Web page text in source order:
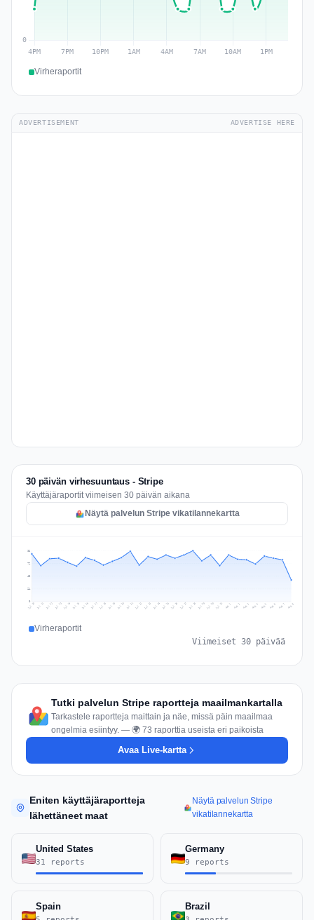
Virheraportit
ADVERTISEMENT ADVERTISE HERE
30 päivän virhesuuntaus - Stripe
Käyttäjäraportit viimeisen 30 päivän aikana
Näytä palvelun Stripe vikatilannekartta
24
48
72
96
Jul 10 Jul 11 Jul 12 Jul 13 Jul 14 Jul 15 Jul 16 Jul 17 Jul 18 Jul 19 Jul 20 Jul 21 Jul 22 Jul 23 Jul 24 Jul 25 Jul 26 Jul 27 Jul 28 Jul 29 Jul 30 Jul 31 Aug 1 Aug 2 Aug 3 Aug 4 Aug 5 Aug 6 Aug 7 Aug 8
Virheraportit
Viimeiset 30 päivää
Tutki palvelun Stripe raportteja maailmankartalla
Tarkastele raportteja maittain ja näe, missä päin maailmaa
ongelmia esiintyy. — 🌍 73 raporttia useista eri paikoista
Avaa Live-kartta
Eniten käyttäjäraportteja
lähettäneet maat
Näytä palvelun Stripe
vikatilannekartta
United States
31 reports
Germany
9 reports
Spain Brazil